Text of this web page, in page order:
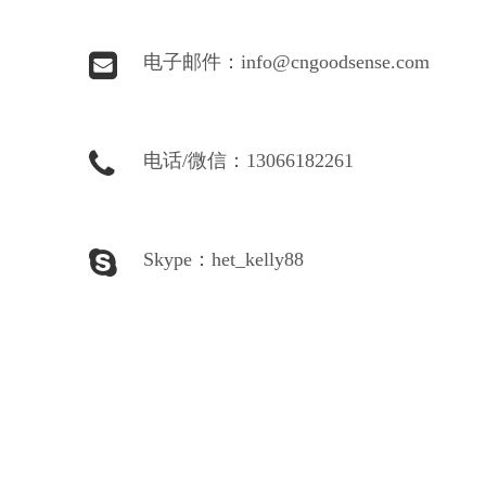
电子邮件：info@cngoodsense.com
电话/微信：13066182261
Skype： het_kelly88